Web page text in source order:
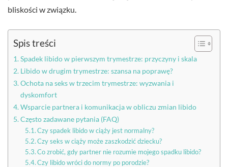
bliskości w związku.
Spis treści
Spadek libido w pierwszym trymestrze: przyczyny i skala
Libido w drugim trymestrze: szansa na poprawę?
Ochota na seks w trzecim trymestrze: wyzwania i
dyskomfort
Wsparcie partnera i komunikacja w obliczu zmian libido
Często zadawane pytania (FAQ)
Czy spadek libido w ciąży jest normalny?
Czy seks w ciąży może zaszkodzić dziecku?
Co zrobić, gdy partner nie rozumie mojego spadku libido?
Czy libido wróci do normy po porodzie?